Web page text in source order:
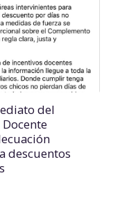
del
descuentos